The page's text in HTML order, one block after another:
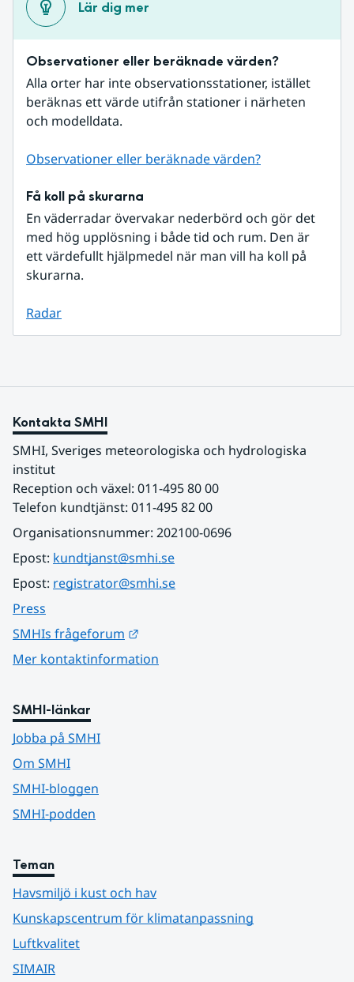
Lär dig mer
Observationer eller beräknade värden?
Alla orter har inte observationsstationer, istället
beräknas ett värde utifrån stationer i närheten
och modelldata.
Observationer eller beräknade värden?
Få koll på skurarna
En väderradar övervakar nederbörd och gör det
med hög upplösning i både tid och rum. Den är
ett värdefullt hjälpmedel när man vill ha koll på
skurarna.
Radar
Kontakta SMHI
SMHI, Sveriges meteorologiska och hydrologiska
institut
Reception och växel: 011-495 80 00
Telefon kundtjänst: 011-495 82 00
Organisationsnummer: 202100-0696
Epost: kundtjanst@smhi.se
Epost: registrator@smhi.se
Press
SMHIs frågeforum
Mer kontaktinformation
SMHI-länkar
Jobba på SMHI
Om SMHI
SMHI-bloggen
SMHI-podden
Teman
Havsmiljö i kust och hav
Kunskapscentrum för klimatanpassning
Luftkvalitet
SIMAIR